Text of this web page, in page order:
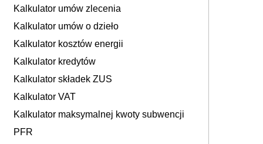
Kalkulator umów zlecenia
Kalkulator umów o dzieło
Kalkulator kosztów energii
Kalkulator kredytów
Kalkulator składek ZUS
Kalkulator VAT
Kalkulator maksymalnej kwoty subwencji
PFR